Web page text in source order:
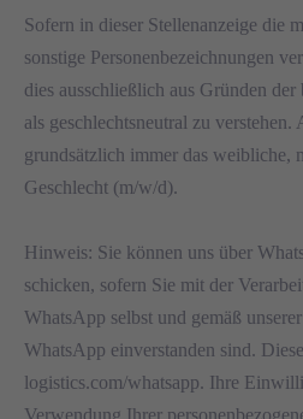
Sofern in dieser Stellenanzeige die
sonstige Personenbezeichnungen
dies ausschließlich aus Gründen
als geschlechtsneutral zu verstehen.
grundsätzlich immer das weibliche,
Geschlecht (m/w/d).
Hinweis: Sie können uns über
schicken, sofern Sie mit der
WhatsApp selbst und gemäß
WhatsApp einverstanden sind.
logistics.com/whatsapp. Ihre
Verwendung Ihrer